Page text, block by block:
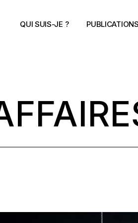
QUI SUIS-JE ? PUBLICATIONS